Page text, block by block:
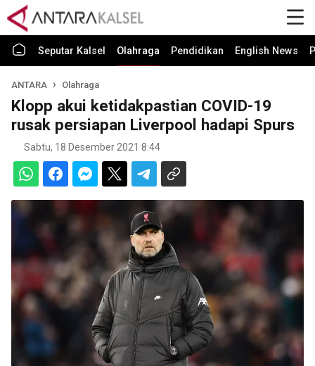
Seputar Kalsel Olahraga Pendidikan English News
ANTARA Olahraga
Klopp akui ketidakpastian COVID-19
rusak persiapan Liverpool hadapi Spurs
Sabtu, 18 Desember 2021 8:44